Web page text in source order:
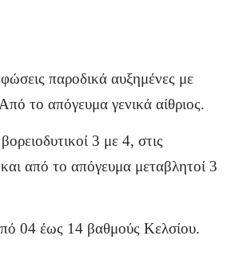
παροδικά αυξημένες με
το απόγευμα γενικά αίθριος.
3 με 4, στις
από το απόγευμα μεταβλητοί 3
04 έως 14 βαθμούς Κελσίου.